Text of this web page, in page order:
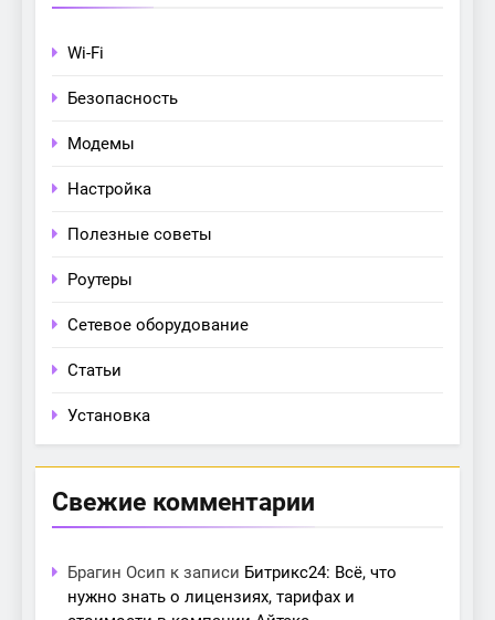
Wi-Fi
Безопасность
Модемы
Настройка
Полезные советы
Роутеры
Сетевое оборудование
Статьи
Установка
Свежие комментарии
Брагин Осип к записи Битрикс24: Всё, что
нужно знать о лицензиях, тарифах и